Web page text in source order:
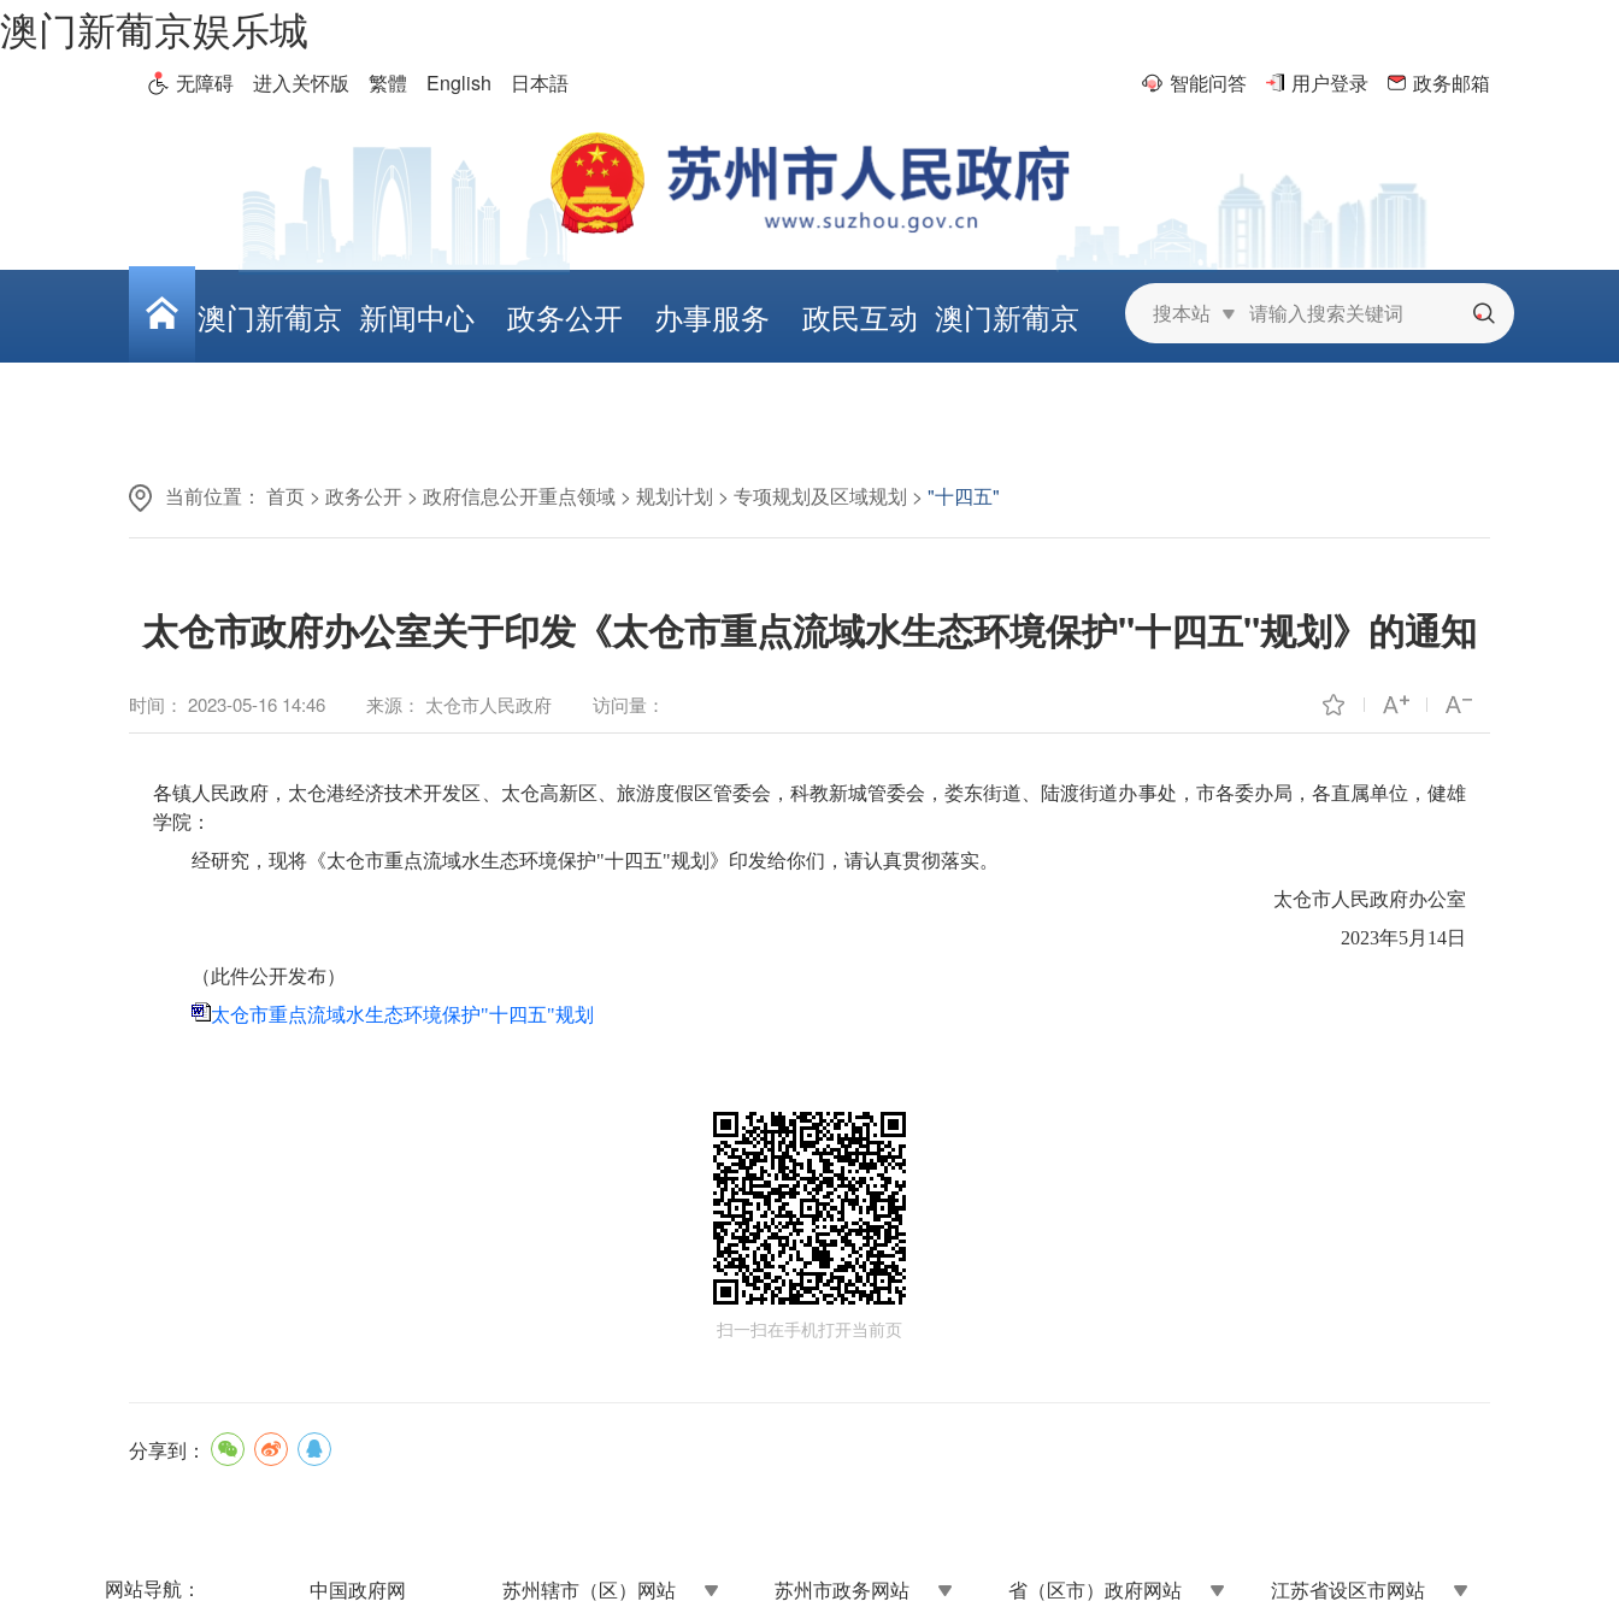
澳门新葡京娱乐城
无障碍 进入关怀版 繁體 English 日本語 智能问答 用户登录 政务邮箱
搜本站
澳门新葡京 新闻中心 政务公开 办事服务 政民互动 澳门新葡京
当前位置： 首页 > 政务公开 > 政府信息公开重点领域 > 规划计划 > 专项规划及区域规划 > "十四五"
太仓市政府办公室关于印发《太仓市重点流域水生态环境保护"十四五"规划》的通知
时间： 2023-05-16 14:46 来源： 太仓市人民政府 访问量：
各镇人民政府，太仓港经济技术开发区、太仓高新区、旅游度假区管委会，科教新城管委会，娄东街道、陆渡街道办事处，市各委办局，各直属单位，健雄
学院：
经研究，现将《太仓市重点流域水生态环境保护"十四五"规划》印发给你们，请认真贯彻落实。
太仓市人民政府办公室
2023年5月14日
（此件公开发布）
太仓市重点流域水生态环境保护"十四五"规划
扫一扫在手机打开当前页
分享到：
网站导航： 中国政府网 苏州辖市（区）网站 苏州市政务网站 省（区市）政府网站 江苏省设区市网站